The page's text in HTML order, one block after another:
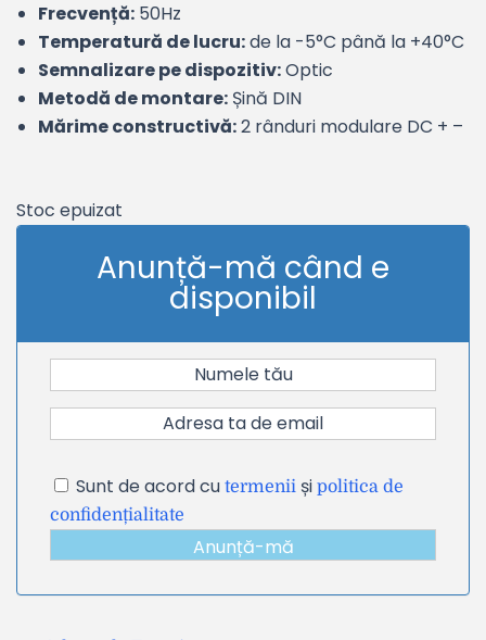
Frecvență: 50Hz
Temperatură de lucru:de la -5°C până la +40°C
Semnalizare pe dispozitiv:Optic
Metodă de montare: Șină DIN
Mărime constructivă:2 rânduri modulare DC + –
Stoc epuizat
Anunță-mă când e
disponibil
Sunt de acord cu termenii și politica de
confidențialitate
Anunță-mă